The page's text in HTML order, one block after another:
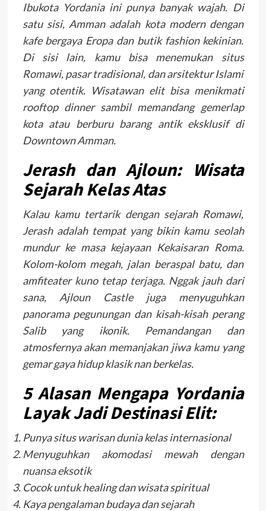
Ibukota Yordania ini punya banyak wajah. Di
satu sisi, Amman adalah kota modern dengan
kafe bergaya Eropa dan butik fashion kekinian.
Di sisi lain, kamu bisa menemukan situs
Romawi, pasar tradisional, dan arsitektur Islami
yang otentik. Wisatawan elit bisa menikmati
rooftop dinner sambil memandang gemerlap
kota atau berburu barang antik eksklusif di
Downtown Amman.
Jerash dan Ajloun: Wisata
Sejarah Kelas Atas
Kalau kamu tertarik dengan sejarah Romawi,
Jerash adalah tempat yang bikin kamu seolah
mundur ke masa kejayaan Kekaisaran Roma.
Kolom-kolom megah, jalan beraspal batu, dan
amfiteater kuno tetap terjaga. Nggak jauh dari
sana, Ajloun Castle juga menyuguhkan
panorama pegunungan dan kisah-kisah perang
Salib yang ikonik. Pemandangan dan
atmosfernya akan memanjakan jiwa kamu yang
gemar gaya hidup klasik nan berkelas.
5 Alasan Mengapa Yordania
Layak Jadi Destinasi Elit:
Punya situs warisan dunia kelas internasional
Menyuguhkan akomodasi mewah dengan
nuansa eksotik
Cocok untuk healing dan wisata spiritual
Kaya pengalaman budaya dan sejarah